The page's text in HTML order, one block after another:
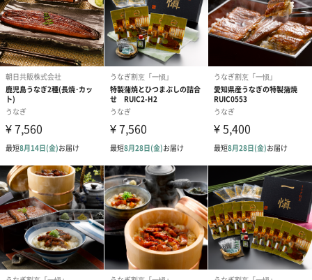
「美食良菜」
美味しく食べて、こころも身体も健康に。
おいしさと健康を追求したブランド「美食良菜」です。
「食」へのこだわりは、私たち人間本来の本能から生まれるもの
です。どんな高価な食材であっても、心から美味しいと食するこ
とができなければ、自己満足どころか、食を通じての真の健康を
得ることはできません。
一人でも多くの方に「美食良菜」レシピを通じて、心と身体の健
康を考える新「食」スタイル（スローフード＆スローライフ）と
身体にやさしい「食」バランスのコンセプトを提案していきたい
と願っております。